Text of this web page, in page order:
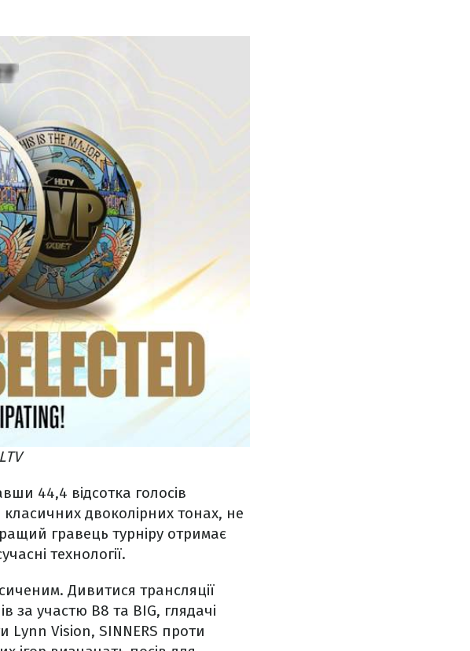
44,4 відсотка голосів
класичних двоколірних тонах, не
гравець турніру отримає
технології.
Дивитися трансляції
за участю B8 та BIG, глядачі
Lynn Vision, SINNERS проти